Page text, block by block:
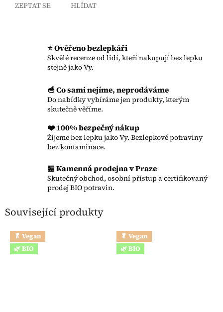
ZEPTAT SE HLÍDAT
⭐ Ověřeno bezlepkáři
Skvělé recenze od lidí, kteří nakupují bez lepku
stejně jako Vy.
🥣 Co sami nejíme, neprodáváme
Do nabídky vybíráme jen produkty, kterým
skutečně věříme.
❤️ 100% bezpečný nákup
Žijeme bez lepku jako Vy. Bezlepkové potraviny
bez kontaminace.
🏪 Kamenná prodejna v Praze
Skutečný obchod, osobní přístup a certifikovaný
prodej BIO potravin.
Související produkty
🥬 Vegan
🌿 BIO
🥬 Vegan
🌿 BIO